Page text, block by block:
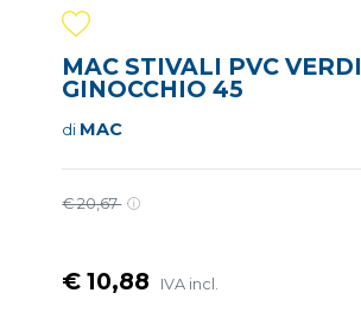
MAC STIVALI PVC VERDI
GINOCCHIO 45
di MAC
€ 20,67
€ 10,88 IVA incl.